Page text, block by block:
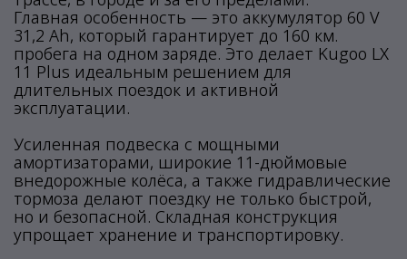
Главная особенность — это аккумулятор 60 V
31,2 Ah, который гарантирует до 160 км.
пробега на одном заряде. Это делает Kugoo LX
11 Plus идеальным решением для
длительных поездок и активной
эксплуатации.
Усиленная подвеска с мощными
амортизаторами, широкие 11-дюймовые
внедорожные колёса, а также гидравлические
тормоза делают поездку не только быстрой,
но и безопасной. Складная конструкция
упрощает хранение и транспортировку.